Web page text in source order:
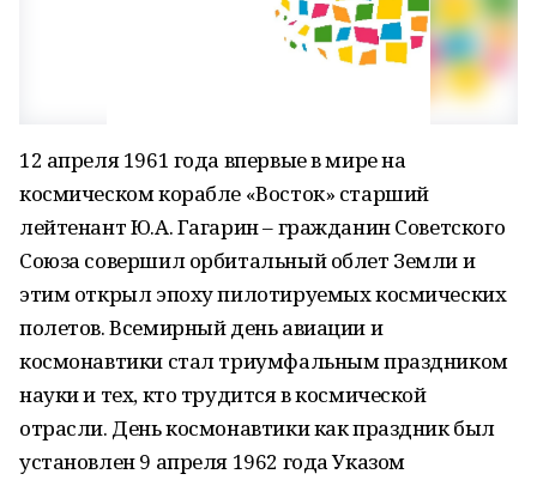
12 апреля 1961 года впервые в мире на
космическом корабле «Восток» старший
лейтенант Ю.А. Гагарин – гражданин Советского
Союза совершил орбитальный облет Земли и
этим открыл эпоху пилотируемых космических
полетов. Всемирный день авиации и
космонавтики стал триумфальным праздником
науки и тех, кто трудится в космической
отрасли. День космонавтики как праздник был
установлен 9 апреля 1962 года Указом